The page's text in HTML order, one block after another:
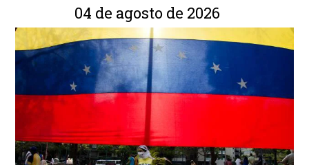
04 de agosto de 2026